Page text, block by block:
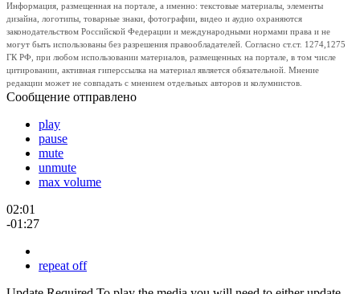
Информация, размещенная на портале, а именно: текстовые материалы, элементы
дизайна, логотипы, товарные знаки, фотографии, видео и аудио охраняются
законодательством Российской Федерации и международными нормами права и не
могут быть использованы без разрешения правообладателей. Согласно ст.ст. 1274,1275
ГК РФ, при любом использовании материалов, размещенных на портале, в том числе
цитировании, активная гиперссылка на материал является обязательной. Мнение
редакции может не совпадать с мнением отдельных авторов и колумнистов.
Сообщение отправлено
play
pause
mute
unmute
max volume
02:01
-01:27
repeat off